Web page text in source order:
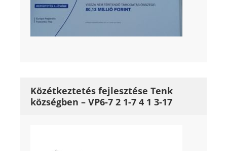
Közétkeztetés fejlesztése Tenk
községben – VP6-7 2 1-7 4 1 3-17